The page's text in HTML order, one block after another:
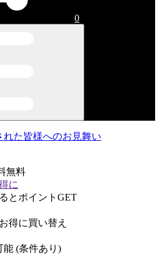
0
た皆様へのお見舞い
無料
に
とポイントGET
得に買い替え
能 (条件あり)